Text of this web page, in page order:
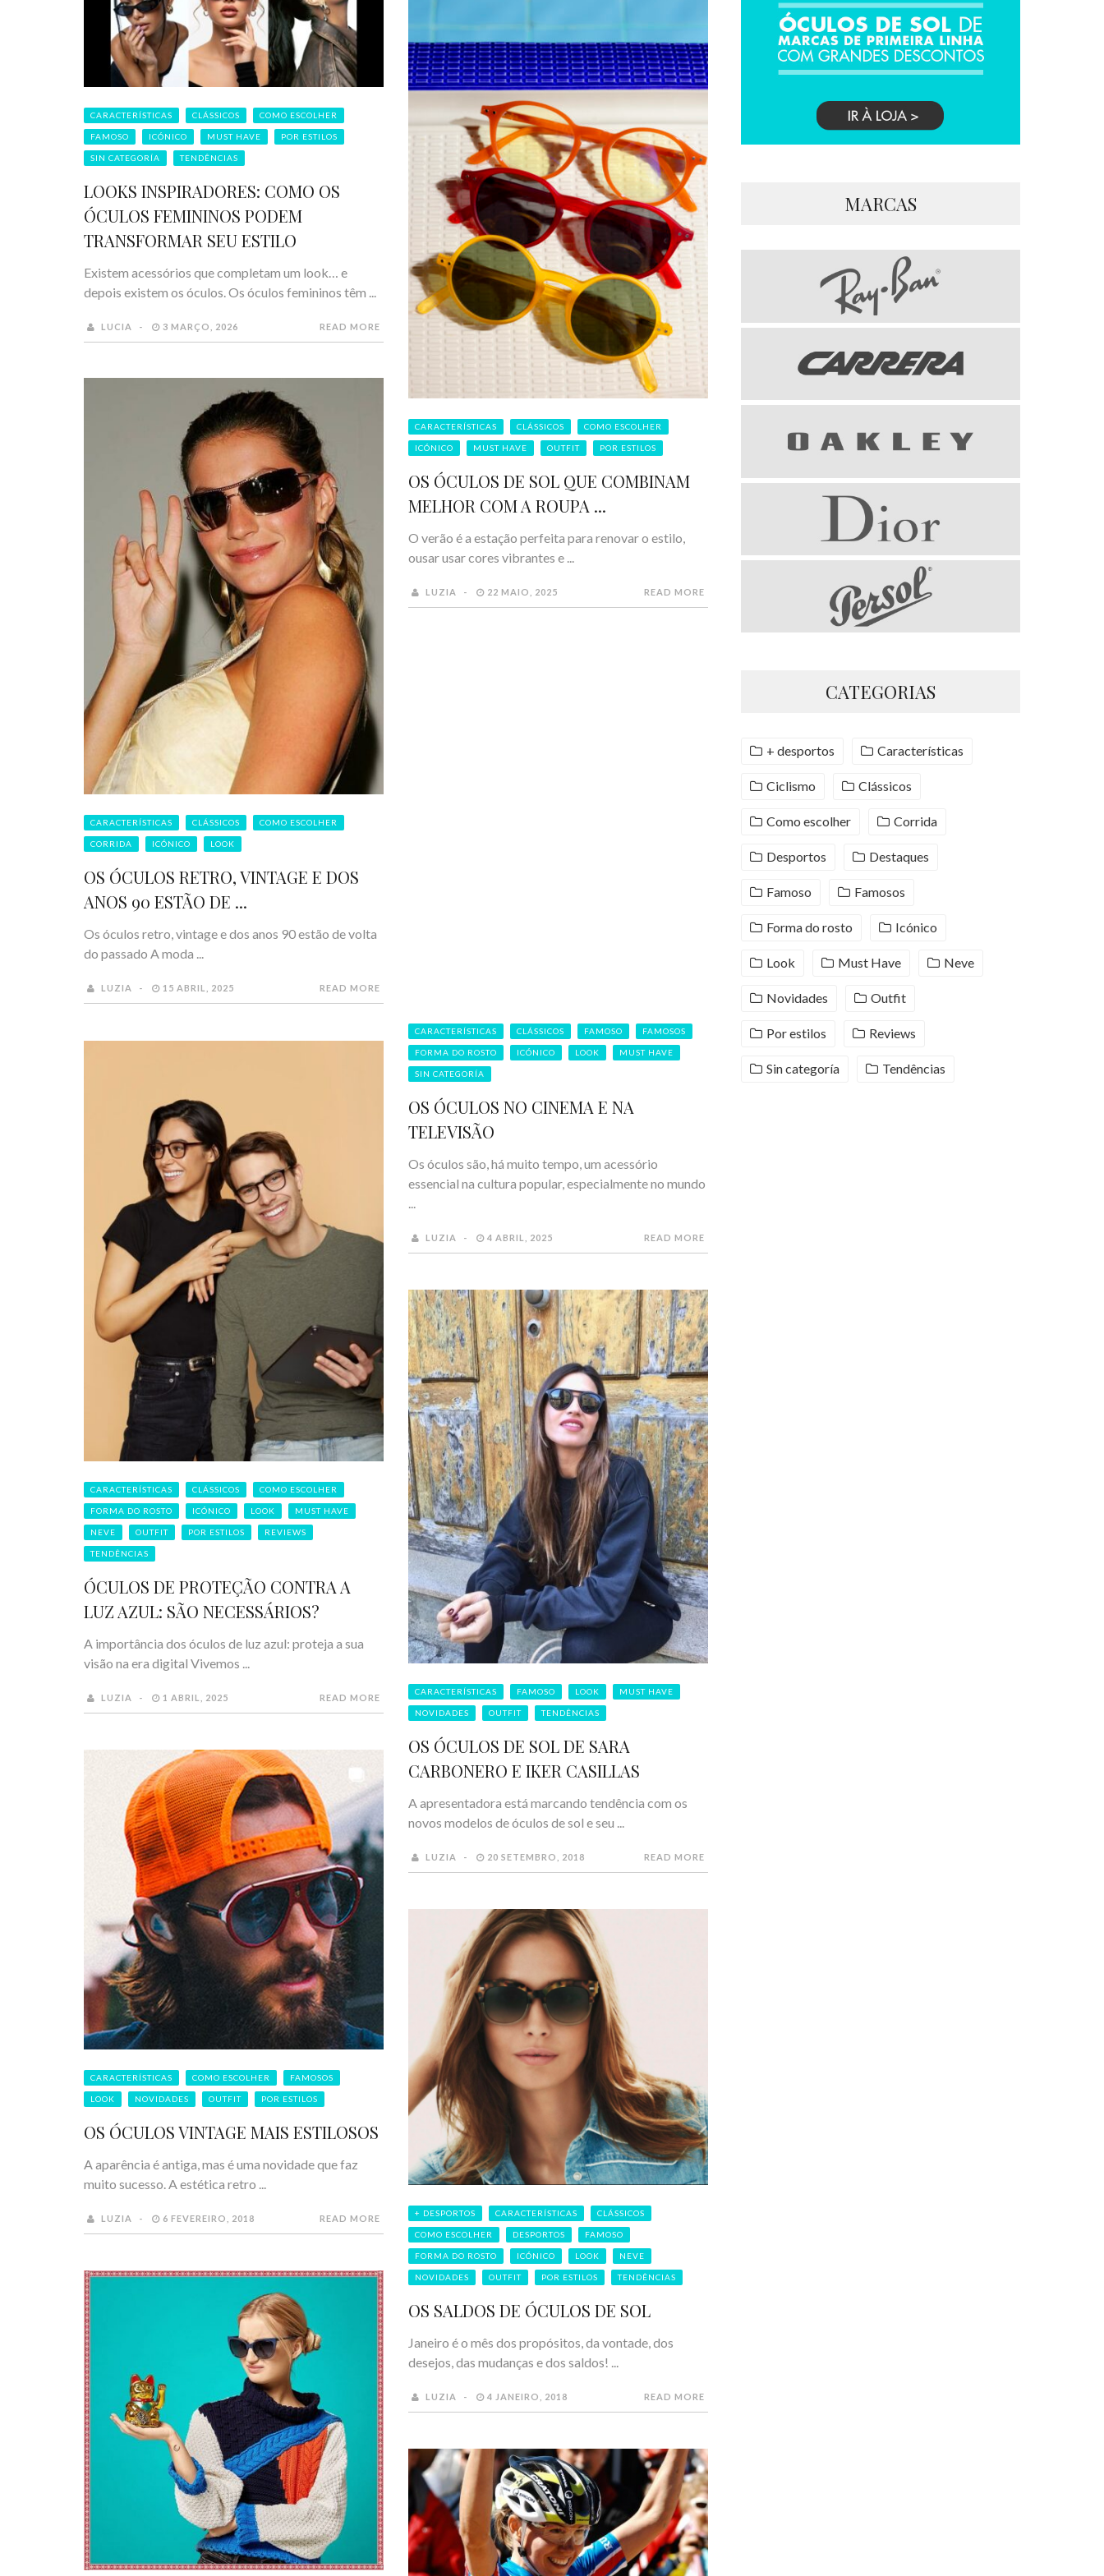
CARACTERÍSTICAS CLÁSSICOS COMO ESCOLHER
FAMOSO ICÓNICO MUST HAVE POR ESTILOS
SIN CATEGORÍA TENDÊNCIAS
LOOKS INSPIRADORES: COMO OS
ÓCULOS FEMININOS PODEM
TRANSFORMAR SEU ESTILO
Existem acessórios que completam um look… e
depois existem os óculos. Os óculos femininos têm ...
LUCIA 3 MARÇO, 2026 READ MORE
CARACTERÍSTICAS CLÁSSICOS COMO ESCOLHER
ICÓNICO MUST HAVE OUTFIT POR ESTILOS
OS ÓCULOS DE SOL QUE COMBINAM
MELHOR COM A ROUPA ...
O verão é a estação perfeita para renovar o estilo,
ousar usar cores vibrantes e ...
LUZIA 22 MAIO, 2025 READ MORE
CARACTERÍSTICAS CLÁSSICOS COMO ESCOLHER
CORRIDA ICÓNICO LOOK
OS ÓCULOS RETRO, VINTAGE E DOS
ANOS 90 ESTÃO DE ...
Os óculos retro, vintage e dos anos 90 estão de volta
do passado A moda ...
LUZIA 15 ABRIL, 2025 READ MORE
CARACTERÍSTICAS CLÁSSICOS FAMOSO FAMOSOS
FORMA DO ROSTO ICÓNICO LOOK MUST HAVE
SIN CATEGORÍA
OS ÓCULOS NO CINEMA E NA
TELEVISÃO
Os óculos são, há muito tempo, um acessório
essencial na cultura popular, especialmente no mundo
...
LUZIA 4 ABRIL, 2025 READ MORE
CARACTERÍSTICAS CLÁSSICOS COMO ESCOLHER
FORMA DO ROSTO ICÓNICO LOOK MUST HAVE
NEVE OUTFIT POR ESTILOS REVIEWS
TENDÊNCIAS
ÓCULOS DE PROTEÇÃO CONTRA A
LUZ AZUL: SÃO NECESSÁRIOS?
A importância dos óculos de luz azul: proteja a sua
visão na era digital Vivemos ...
LUZIA 1 ABRIL, 2025 READ MORE
CARACTERÍSTICAS FAMOSO LOOK MUST HAVE
NOVIDADES OUTFIT TENDÊNCIAS
OS ÓCULOS DE SOL DE SARA
CARBONERO E IKER CASILLAS
A apresentadora está marcando tendência com os
novos modelos de óculos de sol e seu ...
LUZIA 20 SETEMBRO, 2018 READ MORE
CARACTERÍSTICAS COMO ESCOLHER FAMOSOS
LOOK NOVIDADES OUTFIT POR ESTILOS
OS ÓCULOS VINTAGE MAIS ESTILOSOS
A aparência é antiga, mas é uma novidade que faz
muito sucesso. A estética retro ...
LUZIA 6 FEVEREIRO, 2018 READ MORE
+ DESPORTOS CARACTERÍSTICAS CLÁSSICOS
COMO ESCOLHER DESPORTOS FAMOSO
FORMA DO ROSTO ICÓNICO LOOK NEVE
NOVIDADES OUTFIT POR ESTILOS TENDÊNCIAS
OS SALDOS DE ÓCULOS DE SOL
Janeiro é o mês dos propósitos, da vontade, dos
desejos, das mudanças e dos saldos! ...
LUZIA 4 JANEIRO, 2018 READ MORE
MARCAS
CATEGORIAS
+ desportos Características
Ciclismo Clássicos
Como escolher Corrida
Desportos Destaques
Famoso Famosos
Forma do rosto Icónico
Look Must Have Neve
Novidades Outfit
Por estilos Reviews
Sin categoría Tendências